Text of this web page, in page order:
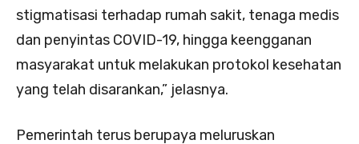
stigmatisasi terhadap rumah sakit, tenaga medis
dan penyintas COVID-19, hingga keengganan
masyarakat untuk melakukan protokol kesehatan
yang telah disarankan,” jelasnya.
Pemerintah terus berupaya meluruskan